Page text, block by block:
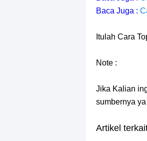
Baca Juga :
Itulah Cara
Note :
Jika Kalian
sumbernya ya
Artikel